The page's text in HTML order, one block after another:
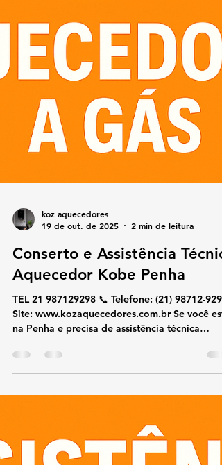
koz aquecedores
19 de out. de 2025
2 min de leitura
Conserto e Assistência
Aquecedor Kobe Penha
TEL 21 987129298 📞 Telefone: (21) 98712-9298🌐
especializada em aquecedores Kobe , nossa
equipe oferece conserto, manutenção,